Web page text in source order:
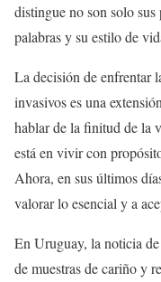
distingue no son solo
palabras y su estilo de
La decisión de enfrentar
invasivos es una
hablar de la finitud de la
está en vivir con
Ahora, en sus últimos
valorar lo esencial y a
En Uruguay, la noticia
de muestras de cariño y